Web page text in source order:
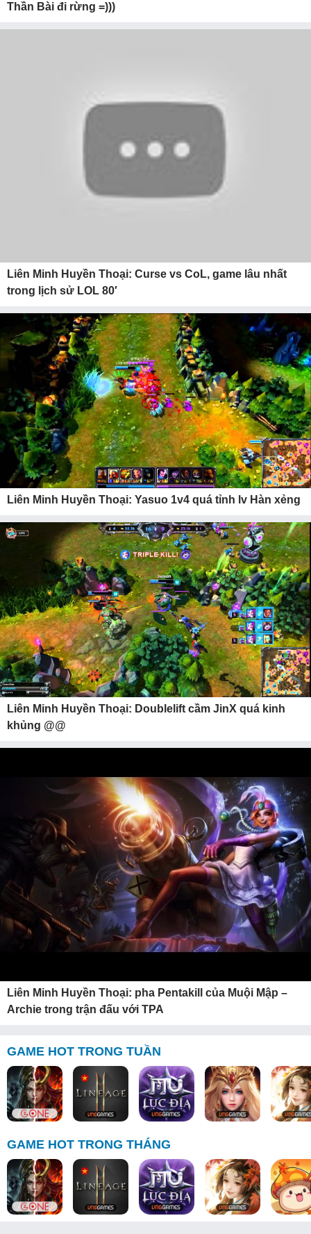
Thần Bài đi rừng =)))
Liên Minh Huyền Thoại: Curse vs CoL, game lâu nhất
trong lịch sử LOL 80′
Liên Minh Huyền Thoại: Yasuo 1v4 quá tỉnh lv Hàn xẻng
Liên Minh Huyền Thoại: Doublelift cầm JinX quá kinh
khủng @@
Liên Minh Huyền Thoại: pha Pentakill của Muội Mập –
Archie trong trận đấu với TPA
GAME HOT TRONG TUẦN
GAME HOT TRONG THÁNG